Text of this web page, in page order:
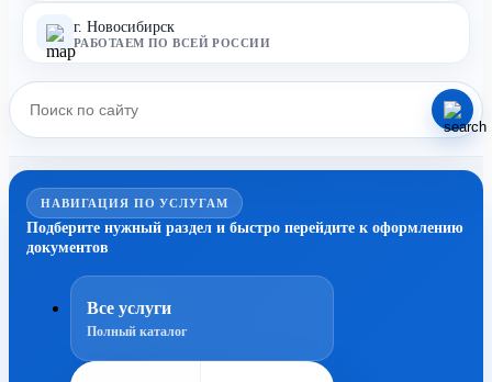
г. Новосибирск
РАБОТАЕМ ПО ВСЕЙ РОССИИ
НАВИГАЦИЯ ПО УСЛУГАМ
Подберите нужный раздел и быстро перейдите к оформлению
документов
Все услуги
Полный каталог